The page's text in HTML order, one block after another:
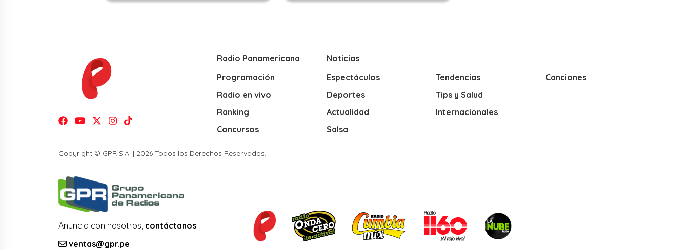
Radio Panamericana
Programación
Radio en vivo
Ranking
Concursos
Noticias
Espectáculos
Deportes
Actualidad
Salsa
Tendencias
Tips y Salud
Internacionales
Canciones
Copyright © GPR S.A. | 2026 Todos los Derechos Reservados.
Anuncia con nosotros, contáctanos
ventas@gpr.pe